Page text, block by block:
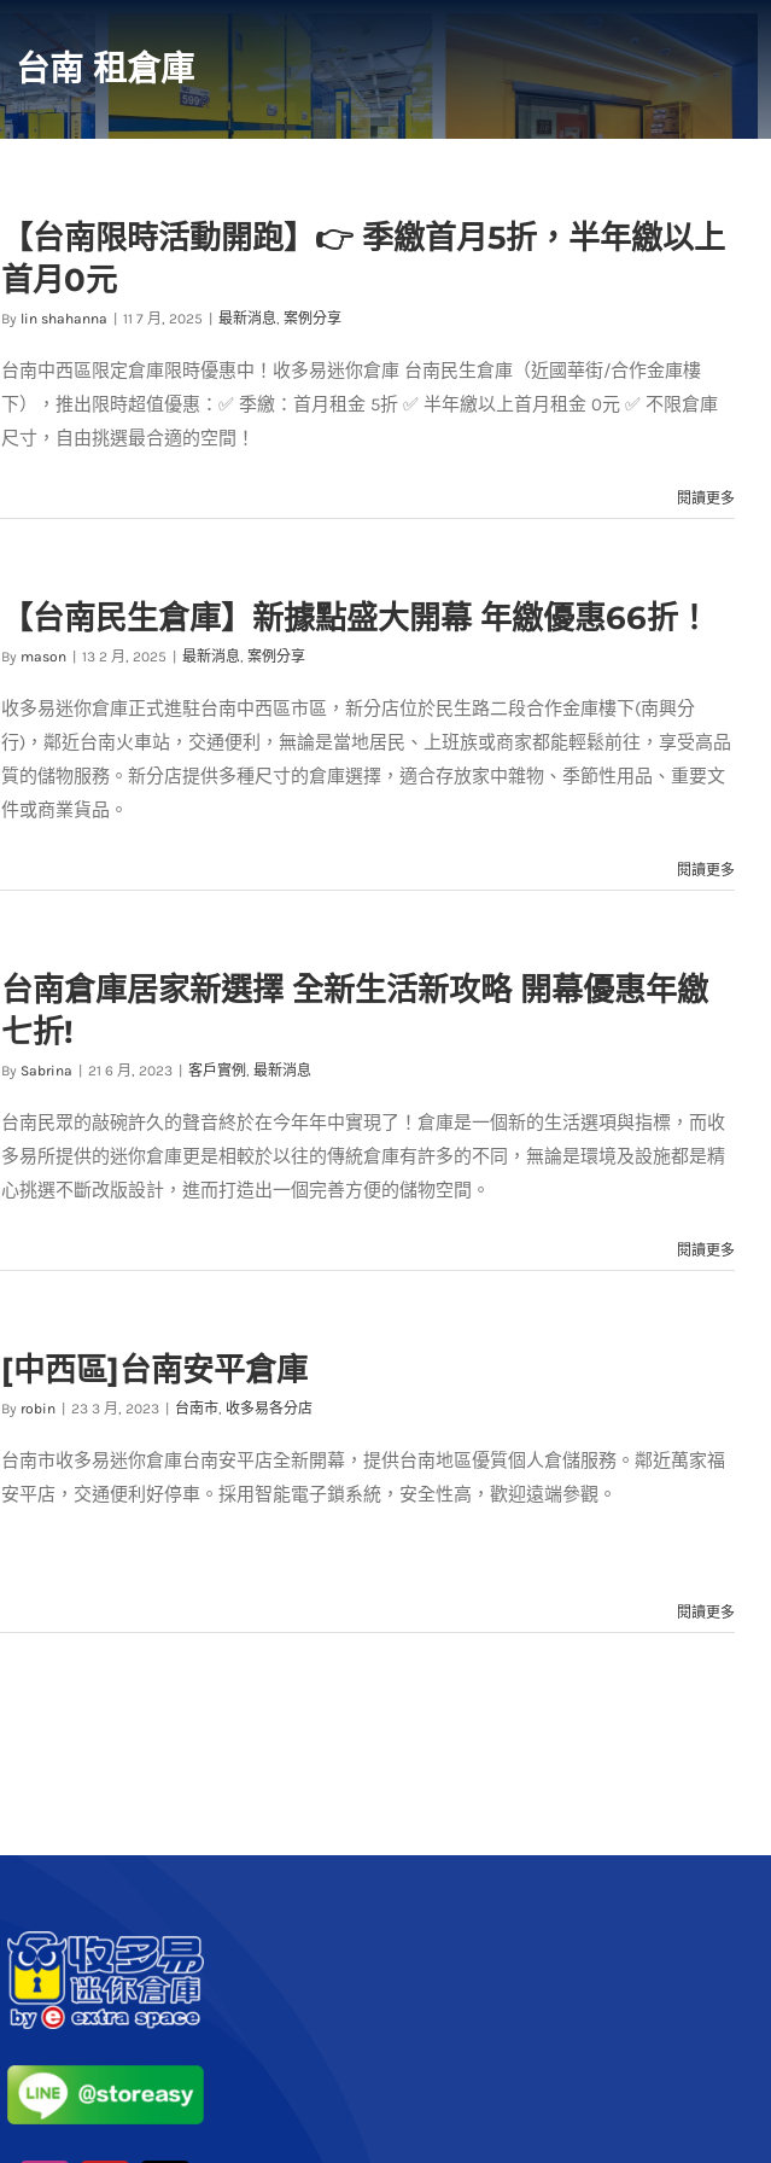
台南 租倉庫
【台南限時活動開跑】👉 季繳首月5折，半年繳以上
首月0元
By lin shahanna 11 7 月, 2025 最新消息, 案例分享
台南中西區限定倉庫限時優惠中！收多易迷你倉庫 台南民生倉庫（近國華街/合作金庫樓
下），推出限時超值優惠：✅ 季繳：首月租金 5折 ✅ 半年繳以上首月租金 0元 ✅ 不限倉庫
尺寸，自由挑選最合適的空間！
閱讀更多
【台南民生倉庫】新據點盛大開幕 年繳優惠66折！
By mason 13 2 月, 2025 最新消息, 案例分享
收多易迷你倉庫正式進駐台南中西區市區，新分店位於民生路二段合作金庫樓下(南興分
行)，鄰近台南火車站，交通便利，無論是當地居民、上班族或商家都能輕鬆前往，享受高品
質的儲物服務。新分店提供多種尺寸的倉庫選擇，適合存放家中雜物、季節性用品、重要文
件或商業貨品。
閱讀更多
台南倉庫居家新選擇 全新生活新攻略 開幕優惠年繳
七折!
By Sabrina 21 6 月, 2023 客戶實例 , 最新消息
台南民眾的敲碗許久的聲音終於在今年年中實現了！倉庫是一個新的生活選項與指標，而收
多易所提供的迷你倉庫更是相較於以往的傳統倉庫有許多的不同，無論是環境及設施都是精
心挑選不斷改版設計，進而打造出一個完善方便的儲物空間。
閱讀更多
[中西區]台南安平倉庫
By robin 23 3 月, 2023 台南市, 收多易各分店
台南市收多易迷你倉庫台南安平店全新開幕，提供台南地區優質個人倉儲服務。鄰近萬家福
安平店，交通便利好停車。採用智能電子鎖系統，安全性高，歡迎遠端參觀。
閱讀更多